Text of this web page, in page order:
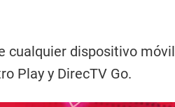
cualquier dispositivo móvil
Play y DirecTV Go.